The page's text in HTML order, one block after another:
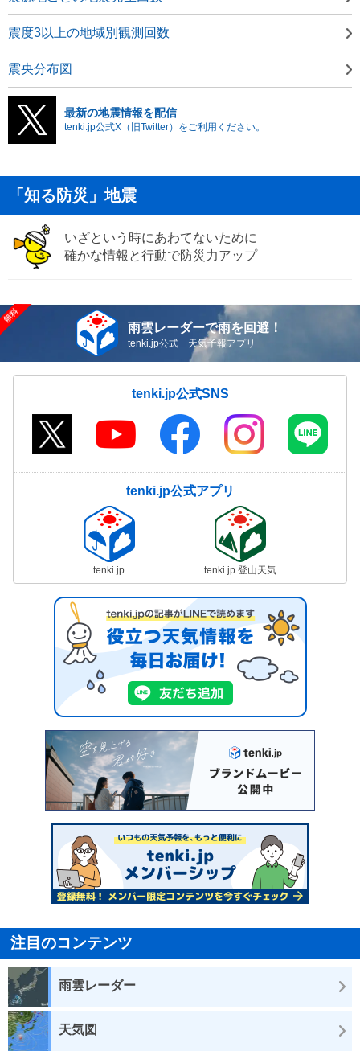
震度3以上の地域別観測回数
震央分布図
最新の地震情報を配信
tenki.jp公式X（旧Twitter）をご利用ください。
「知る防災」地震
いざという時にあわてないために
確かな情報と行動で防災力アップ
雨雲レーダーで雨を回避！
tenki.jp公式 天気予報アプリ
tenki.jp公式SNS
tenki.jp公式アプリ
tenki.jp tenki.jp 登山天気
注目のコンテンツ
雨雲レーダー
天気図